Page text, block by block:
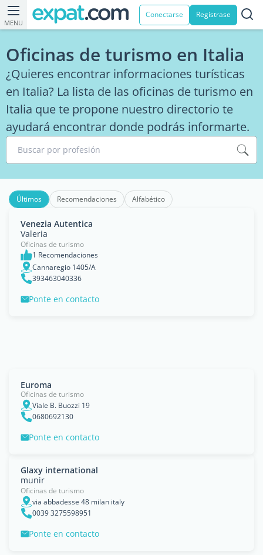
MENU
Conectarse Registrase
Oficinas de turismo en Italia
¿Quieres encontrar informaciones turísticas
en Italia? La lista de las oficinas de turismo en
Italia que te propone nuestro directorio te
ayudará encontrar donde podrás informarte.
Buscar por profesión
Últimos Recomendaciones Alfabético
Venezia Autentica
Valeria
Oficinas de turismo
1 Recomendaciones
Cannaregio 1405/A
393463040336
Ponte en contacto
Euroma
Oficinas de turismo
Viale B. Buozzi 19
0680692130
Ponte en contacto
Glaxy international
munir
Oficinas de turismo
via abbadesse 48 milan italy
0039 3275598951
Ponte en contacto